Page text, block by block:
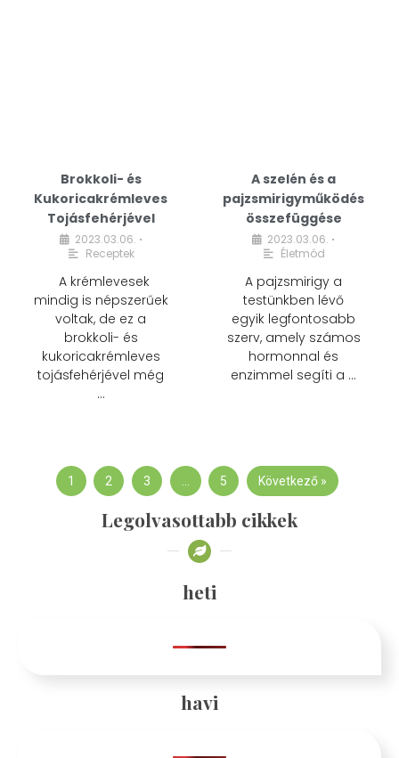
Brokkoli- és
Kukoricakrémleves
Tojásfehérjével
2023.03.06. •
Receptek
A krémlevesek
mindig is népszerűek
voltak, de ez a
brokkoli- és
kukoricakrémleves
tojásfehérjével még
…
A szelén és a
pajzsmirigyműködés
összefüggése
2023.03.06. •
Életmód
A pajzsmirigy a
testünkben lévő
egyik legfontosabb
szerv, amely számos
hormonnal és
enzimmel segíti a …
1 2 3 … 5 Következő »
Legolvasottabb cikkek
heti
havi